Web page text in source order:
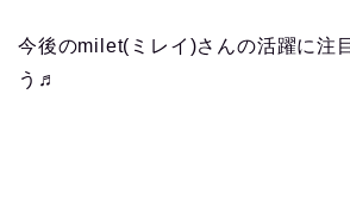
今後のmilet(ミレイ)さんの活躍に注
う♬